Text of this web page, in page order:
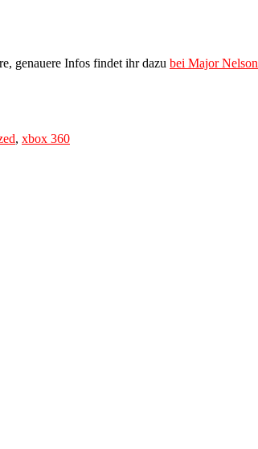
genauere Infos findet ihr dazu bei Major Nelson
, xbox 360